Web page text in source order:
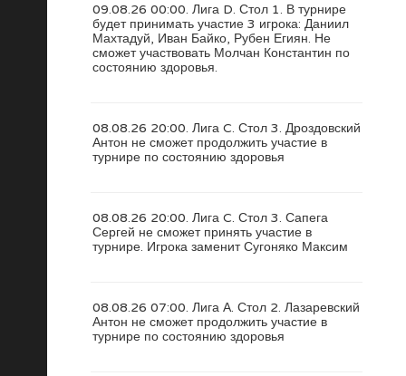
09.08.26 00:00. Лига D. Стол 1. В турнире
будет принимать участие 3 игрока: Даниил
Махтадуй, Иван Байко, Рубен Егиян. Не
сможет участвовать Молчан Константин по
состоянию здоровья.
08.08.26 20:00. Лига C. Стол 3. Дроздовский
Антон не сможет продолжить участие в
турнире по состоянию здоровья
08.08.26 20:00. Лига C. Стол 3. Сапега
Сергей не сможет принять участие в
турнире. Игрока заменит Сугоняко Максим
08.08.26 07:00. Лига А. Стол 2. Лазаревский
Антон не сможет продолжить участие в
турнире по состоянию здоровья